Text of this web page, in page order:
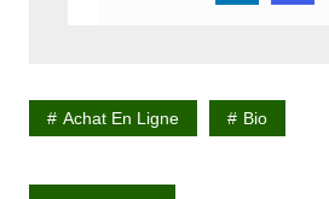
Achat En Ligne Bio